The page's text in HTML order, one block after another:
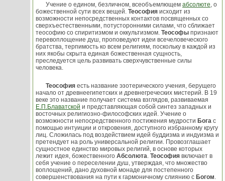
Учение о едином, безличном, всеобъемлющем абсолюте , о
божественной сути всех вещей. Теософия исходит из
возможности непосредственных контактов посвященных со
сверхъестественными, потусторонними силами, что сближает
теософию со спиритизмом и оккультизмом. Теософы признают
перевоплощение душ, проповедуют идеи всечеловеческого
братства, терпимость ко всем религиям, поскольку в каждой из
них якобы скрыта единая божественная сущность,
преследуется цель развивать сверхчувственные силы
человека.
Теософия есть название эзотерического учения, берущего
начало от древнеегипетских и древнегреческих мистерий. В 19
веке это название получает система взглядов, развиваемая
Е.П.Блаватской и представляющая собой синтез западных и
восточных религиозно-философских идей. Учение о
возможности непосредственного постижения мудрости Бога с
помощью интуиции и откровения, доступного избранному кругу
лиц. Сложилась под воздействием идей буддизма и индуизма и
претендует на роль универсальной религии. Провозглашает
сущностное единство мировых религий, в основе которых
лежит идея, божественного Абсолюта Теософия включает в
себя учение о переселении душ, утверждая, что множество
воплощений, дано духовной монаде для постепенного
совершенствования на пути к гармоничному слиянию с Богом